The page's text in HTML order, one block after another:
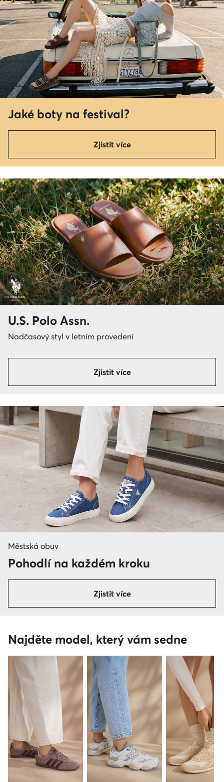
Jaké boty na festival?
Zjistit více
U.S. Polo Assn.
Nadčasový styl v letním provedení
Zjistit více
Městská obuv
Pohodlí na každém kroku
Zjistit více
Najděte model, který vám sedne